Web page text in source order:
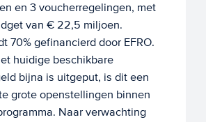
en 3 voucherregelingen, met
van € 22,5 miljoen.
70% gefinancierd door EFRO.
huidige beschikbare
bijna is uitgeput, is dit een
grote openstellingen binnen
Naar verwachting